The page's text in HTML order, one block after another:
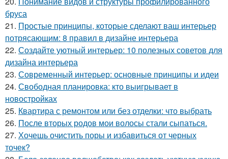
бруса
21. Простые принципы, которые сделают ваш интерьер
потрясающим: 8 правил в дизайне интерьера
22. Создайте уютный интерьер: 10 полезных советов для
дизайна интерьера
23. Современный интерьер: основные принципы и идеи
24. Свободная планировка: кто выигрывает в
новостройках
25. Квартира с ремонтом или без отделки: что выбрать
26. После вторых родов мои волосы стали сыпаться.
27. Хочешь очистить поры и избавиться от черных
точек?